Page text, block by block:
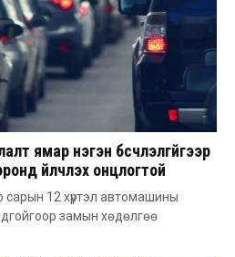
ямар нэгэн бүсчлэлгүйгээр
үйлчлэх онцлогтой
сарын 12 хүртэл автомашины
замын хөдөлгөө